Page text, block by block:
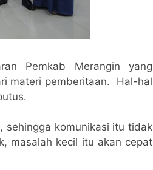
Pemkab Merangin yang
materi pemberitaan. Hal-hal
sehingga komunikasi itu tidak
masalah kecil itu akan cepat